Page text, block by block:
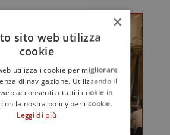
×
sito web utilizza
cookie
utilizza i cookie per migliorare
di navigazione. Utilizzando il
acconsenti a tutti i cookie in
la nostra policy per i cookie.
Leggi di più